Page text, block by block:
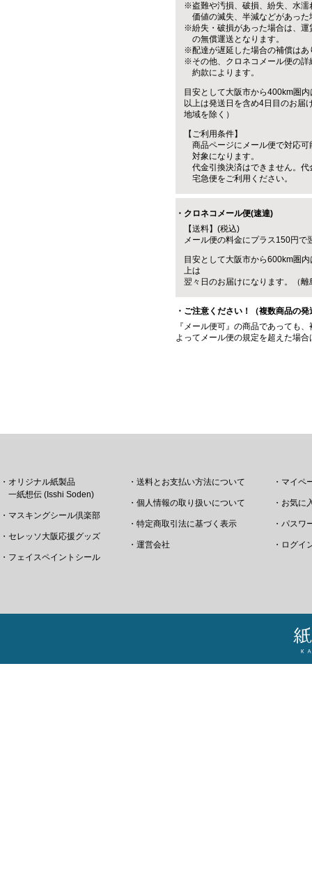
※盗難や汚損、破損、紛失、水濡
価値の滅失、半減などがあった
※紛失・破損があった場合は、運
の無償運送となります。
※配達が遅延した場合の補償はあ
※その他、クロネコメール便の詳
約款によります。
目安として大阪市から400km圏
以上は発送日を含め4日目のお届
地域を除く）
【ご利用条件】
商品ページにメール便で対応可
対象になります。
代金引換決済はできません。代
宅急便をご利用ください。
・クロネコメール便(速達)
【送料】(税込)
メール便の料金にプラス150円で
目安として大阪市から600km圏
上は
翌々日のお届けになります。（
・ご注意ください！（複数商品の発
『メール便可』の商品であっても
よってメール便の規定を超えた場
・オリジナル紙製品
一紙想伝 (Isshi Soden)
・マスキングシール倶楽部
・セレッソ大阪応援グッズ
・フェイスペイントシール
・送料とお支払い方法について
・個人情報の取り扱いについて
・特定商取引法に基づく表示
・運営会社
・マイペ
・お気に
・パスワ
・ログイ